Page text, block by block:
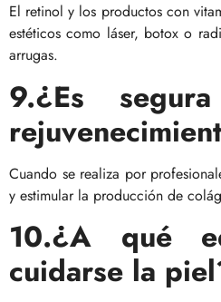
El retinol y los productos con
estéticos como láser, botox o
arrugas.
9.¿Es
Cuando se realiza por
y estimular la producción de
10.¿A qué
cuidarse la